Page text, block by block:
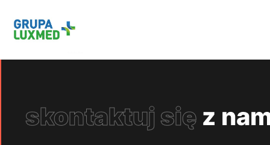
skontaktuj się z